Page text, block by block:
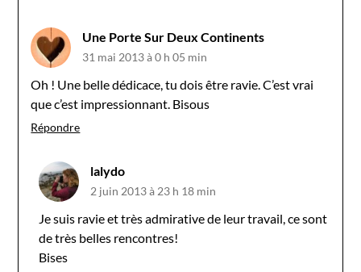
Une Porte Sur Deux Continents
31 mai 2013 à 0 h 05 min
Oh ! Une belle dédicace, tu dois être ravie. C’est vrai
que c’est impressionnant. Bisous
Répondre
lalydo
2 juin 2013 à 23 h 18 min
Je suis ravie et très admirative de leur travail, ce sont
de très belles rencontres!
Bises